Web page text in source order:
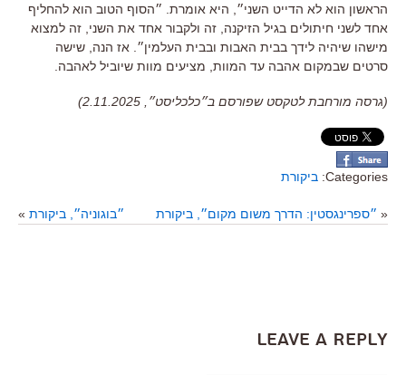
הראשון הוא לא הדייט השני״
היא אומרת ״הסוף הטוב הוא להחליף
אחד לשני חיתולים בגיל הזיקנה זה ולקבור אחד את השני זה למצוא
מישהו שיהיה לידך בבית האבות ובבית העלמין״
אז הנה שישה
סרטים שבמקום אהבה עד המוות מציעים מוות שיוביל לאהבה
(גרסה מורחבת לטקסט שפורסם ב״כלכליסט״, 2.11.2025)
Categories: ביקורת
« ״ספרינגסטין: הדרך משום מקום״, ביקורת ״בוגוניה״, ביקורת »
Leave a Reply